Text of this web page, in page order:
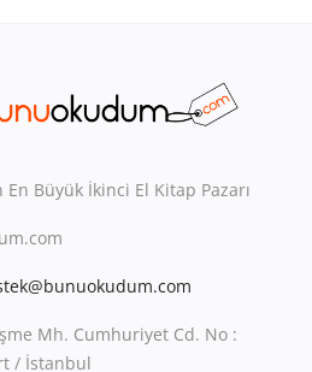
Büyük İkinci El Kitap Pazarı
Mh. Cumhuriyet Cd. No :
/ İstanbul